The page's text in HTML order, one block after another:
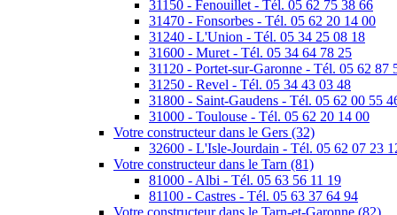
31150 - Fenouillet - Tél. 05 62 75 38 66
31470 - Fonsorbes - Tél. 05 62 20 14 00
31240 - L'Union - Tél. 05 34 25 08 18
31600 - Muret - Tél. 05 34 64 78 25
31120 - Portet-sur-Garonne - Tél. 05 62 87
31250 - Revel - Tél. 05 34 43 03 48
31800 - Saint-Gaudens - Tél. 05 62 00 55
31000 - Toulouse - Tél. 05 62 20 14 00
Votre constructeur dans le Gers (32)
32600 - L'Isle-Jourdain - Tél. 05 62 07 23
Votre constructeur dans le Tarn (81)
81000 - Albi - Tél. 05 63 56 11 19
81100 - Castres - Tél. 05 63 37 64 94
Votre constructeur dans le Tarn-et-Garonne (82)